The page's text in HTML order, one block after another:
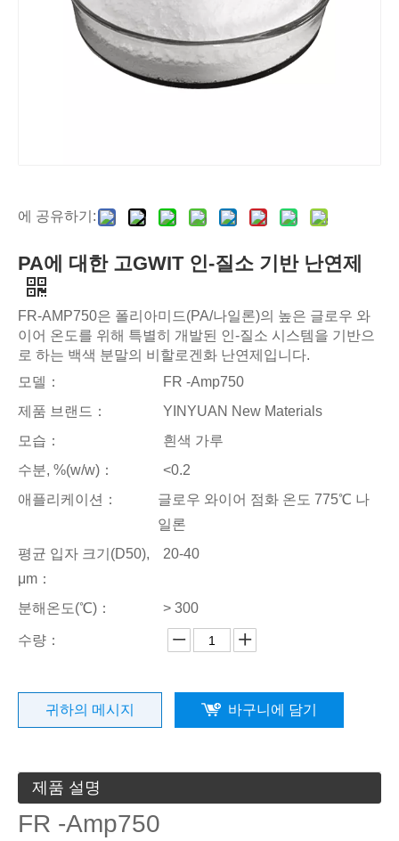
에 공유하기:
PA에 대한 고GWIT 인-질소 기반 난연제
FR-AMP750은 폴리아미드(PA/나일론)의 높은 글로우 와
이어 온도를 위해 특별히 개발된 인-질소 시스템을 기반으
로 하는 백색 분말의 비할로겐화 난연제입니다.
모델：
FR -Amp750
제품 브랜드：
YINYUAN New Materials
모습：
흰색 가루
수분, %(w/w)：
<0.2
애플리케이션：
글로우 와이어 점화 온도 775℃ 나
일론
평균 입자 크기(D50),
μm：
20-40
분해온도(℃)： > 300
수량：
귀하의 메시지 바구니에 담기
제품 설명
FR -Amp750